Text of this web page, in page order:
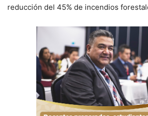
reducción del 45% de incendios